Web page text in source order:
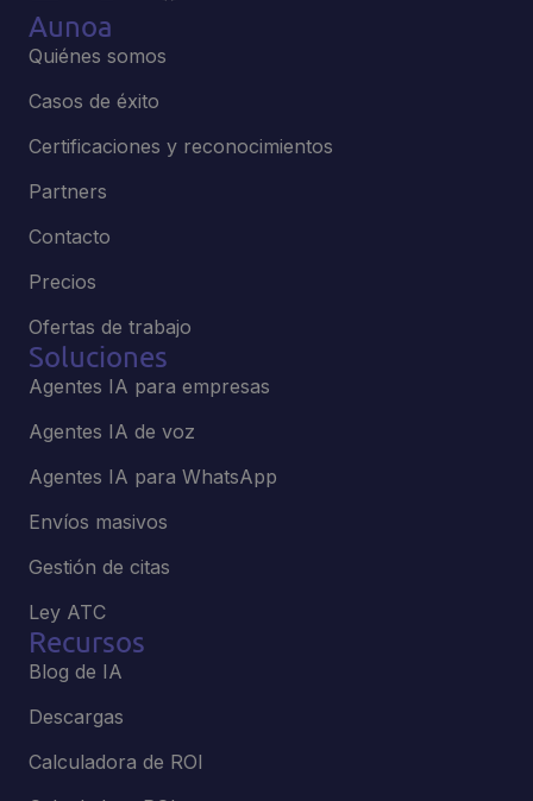
Aunoa
Quiénes somos
Casos de éxito
Certificaciones y reconocimientos
Partners
Contacto
Precios
Ofertas de trabajo
Soluciones
Agentes IA para empresas
Agentes IA de voz
Agentes IA para WhatsApp
Envíos masivos
Gestión de citas
Ley ATC
Recursos
Blog de IA
Descargas
Calculadora de ROI